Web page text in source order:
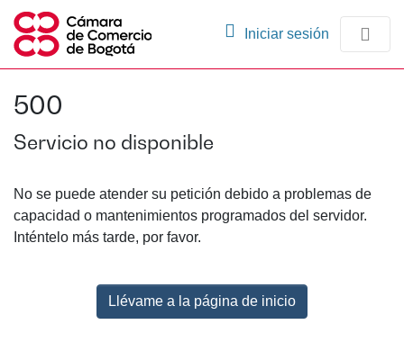
Iniciar sesión (current)
500
Servicio no disponible
No se puede atender su petición debido a problemas de
capacidad o mantenimientos programados del servidor.
Inténtelo más tarde, por favor.
Llévame a la página de inicio